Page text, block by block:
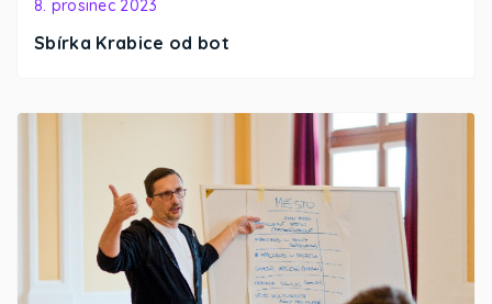
Sbírka Krabice od bot
8. prosinec 2023